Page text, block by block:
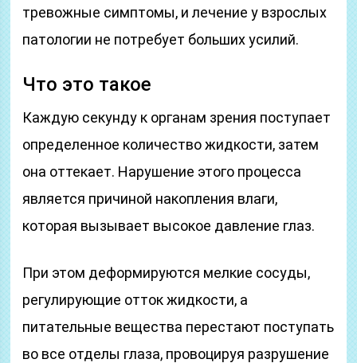
тревожные симптомы, и лечение у взрослых
патологии не потребует больших усилий.
Что это такое
Каждую секунду к органам зрения поступает
определенное количество жидкости, затем
она оттекает. Нарушение этого процесса
является причиной накопления влаги,
которая вызывает высокое давление глаз.
При этом деформируются мелкие сосуды,
регулирующие отток жидкости, а
питательные вещества перестают поступать
во все отделы глаза, провоцируя разрушение